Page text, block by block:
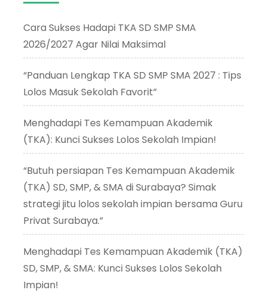
Cara Sukses Hadapi TKA SD SMP SMA
2026/2027 Agar Nilai Maksimal
“Panduan Lengkap TKA SD SMP SMA 2027 : Tips
Lolos Masuk Sekolah Favorit”
Menghadapi Tes Kemampuan Akademik
(TKA): Kunci Sukses Lolos Sekolah Impian!
“Butuh persiapan Tes Kemampuan Akademik
(TKA) SD, SMP, & SMA di Surabaya? Simak
strategi jitu lolos sekolah impian bersama Guru
Privat Surabaya.”
Menghadapi Tes Kemampuan Akademik (TKA)
SD, SMP, & SMA: Kunci Sukses Lolos Sekolah
Impian!